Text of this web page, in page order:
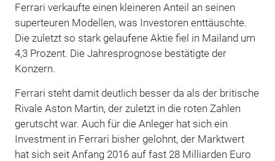
Ferrari verkaufte einen kleineren Anteil an seinen
superteuren Modellen, was Investoren enttäuschte.
Die zuletzt so stark gelaufene Aktie fiel in Mailand um
4,3 Prozent. Die Jahresprognose bestätigte der
Konzern.
Ferrari steht damit deutlich besser da als der britische
Rivale Aston Martin, der zuletzt in die roten Zahlen
gerutscht war. Auch für die Anleger hat sich ein
Investment in Ferrari bisher gelohnt, der Marktwert
hat sich seit Anfang 2016 auf fast 28 Milliarden Euro